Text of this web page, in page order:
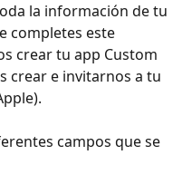
la información de tu
completes este
crear tu app Custom
crear e invitarnos a tu
campos que se